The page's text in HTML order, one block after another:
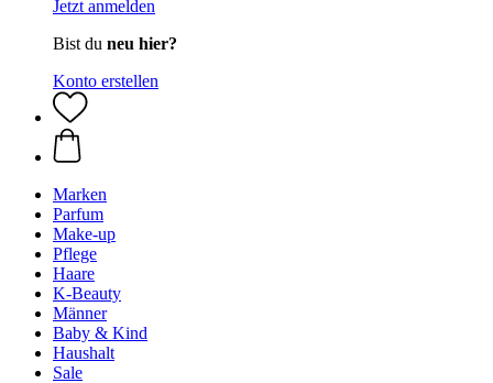
Jetzt anmelden
Bist du neu hier?
Konto erstellen
Marken
Parfum
Make-up
Pflege
Haare
K-Beauty
Männer
Baby & Kind
Haushalt
Sale